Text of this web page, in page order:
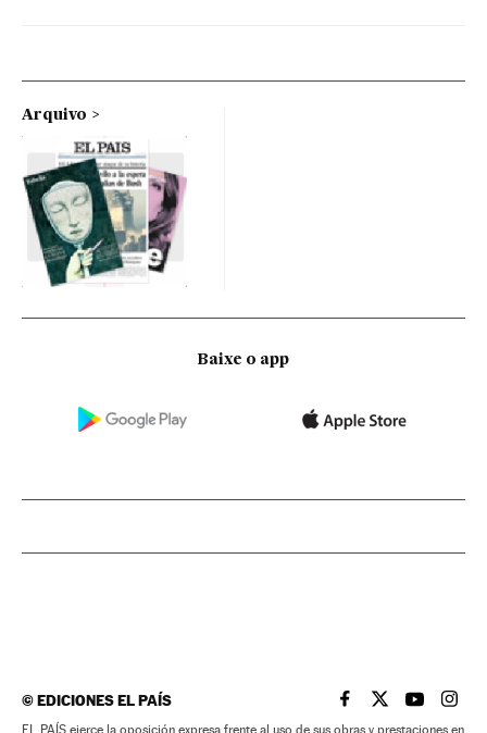
Arquivo
Baixe o app
©EDICIONES EL PAÍS EL PAÍS BRASIL EN
EL PAÍSEL PAÍS
EL
EL PAÍS ejerce la oposición expresa frente al uso de sus obras y prestaciones en